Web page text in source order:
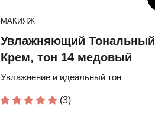
МАКИЯЖ
Увлажняющий Тональный
Крем, тон 14 медовый
Увлажнение и идеальный тон
(3)